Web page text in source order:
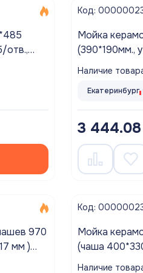
Код:
Мойка керамогранит S1 D 490мм круглая
(390*190мм.,
Наличие
Екатеринбург
3
Код:
Мойка керамогранит S30 угловая 740 *480
(чаша 400*330 мм, h 17 мм )
Наличие